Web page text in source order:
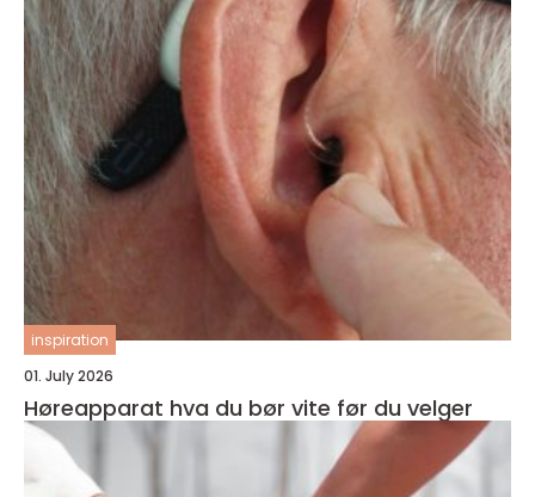
inspiration
01. July 2026
Høreapparat hva du bør vite før du velger